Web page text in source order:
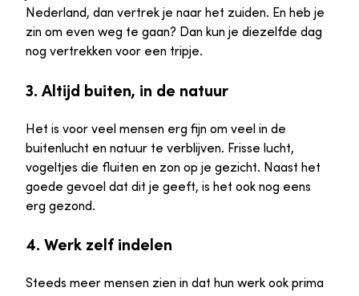
Nederland, dan vertrek je naar het zuiden. En heb je
zin om even weg te gaan? Dan kun je diezelfde dag
nog vertrekken voor een tripje.
3. Altijd buiten, in de natuur
Het is voor veel mensen erg fijn om veel in de
buitenlucht en natuur te verblijven. Frisse lucht,
vogeltjes die fluiten en zon op je gezicht. Naast het
goede gevoel dat dit je geeft, is het ook nog eens
erg gezond.
4. Werk zelf indelen
Steeds meer mensen zien in dat hun werk ook prima